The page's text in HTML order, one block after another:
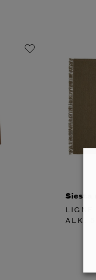
Siesta
ALK.